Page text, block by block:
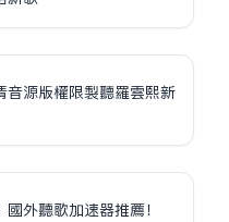
音源版權限制聽羅雲熙新
外聽歌加速器推薦！